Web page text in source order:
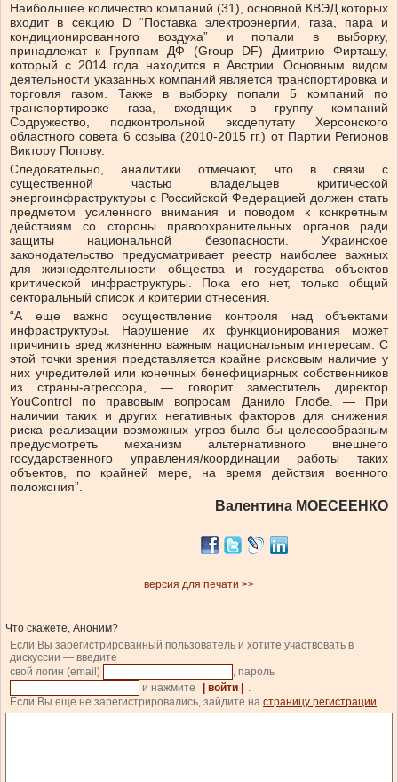
Наибольшее количество компаний (31), основной КВЭД которых
входит в секцию D “Поставка электроэнергии, газа, пара и
кондиционированного воздуха” и попали в выборку,
принадлежат к Группам ДФ (Group DF) Дмитрию Фирташу,
который с 2014 года находится в Австрии. Основным видом
деятельности указанных компаний является транспортировка и
торговля газом. Также в выборку попали 5 компаний по
транспортировке газа, входящих в группу компаний
Содружество, подконтрольной эксдепутату Херсонского
областного совета 6 созыва (2010-2015 гг.) от Партии Регионов
Виктору Попову.
Следовательно, аналитики отмечают, что в связи с
существенной частью владельцев критической
энергоинфраструктуры с Российской Федерацией должен стать
предметом усиленного внимания и поводом к конкретным
действиям со стороны правоохранительных органов ради
защиты национальной безопасности. Украинское
законодательство предусматривает реестр наиболее важных
для жизнедеятельности общества и государства объектов
критической инфраструктуры. Пока его нет, только общий
секторальный список и критерии отнесения.
“А еще важно осуществление контроля над объектами
инфраструктуры. Нарушение их функционирования может
причинить вред жизненно важным национальным интересам. С
этой точки зрения представляется крайне рисковым наличие у
них учредителей или конечных бенефициарных собственников
из страны-агрессора, — говорит заместитель директор
YouControl по правовым вопросам Данило Глобе. — При
наличии таких и других негативных факторов для снижения
риска реализации возможных угроз было бы целесообразным
предусмотреть механизм альтернативного внешнего
государственного управления/координации работы таких
объектов, по крайней мере, на время действия военного
положения”.
Валентина МОЕСЕЕНКО
версия для печати >>
Что скажете, Аноним?
Если Вы зарегистрированный пользователь и хотите участвовать в
дискуссии — введите
свой логин (email)
, пароль
и нажмите
| войти |
.
Если Вы еще не зарегистрировались, зайдите на страницу регистрации.